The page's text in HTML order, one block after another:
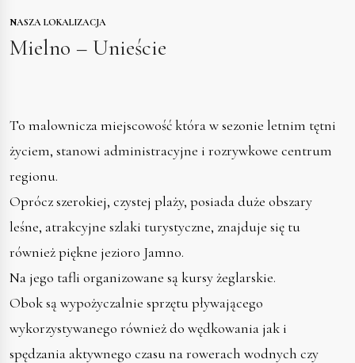
NASZA LOKALIZACJA
Mielno – Unieście
To malownicza miejscowość która w sezonie letnim tętni
życiem, stanowi administracyjne i rozrywkowe centrum
regionu.
Oprócz szerokiej, czystej plaży, posiada duże obszary
leśne, atrakcyjne szlaki turystyczne, znajduje się tu
również piękne jezioro Jamno.
Na jego tafli organizowane są kursy żeglarskie.
Obok są wypożyczalnie sprzętu pływającego
wykorzystywanego również do wędkowania jak i
spędzania aktywnego czasu na rowerach wodnych czy